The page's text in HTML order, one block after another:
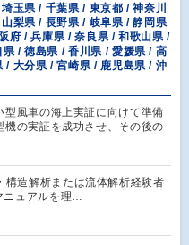
玉県 / 千葉県 / 東京都 / 神奈川
梨県 / 長野県 / 岐阜県 / 静岡県
府 / 兵庫県 / 奈良県 / 和歌山県 /
/ 徳島県 / 香川県 / 愛媛県 / 高
/ 大分県 / 宮崎県 / 鹿児島県 / 沖
型風車の海上実証に向けて準備
の実証を成功させ、その後の
構造解析または流体解析経験者
ニュアルを理…